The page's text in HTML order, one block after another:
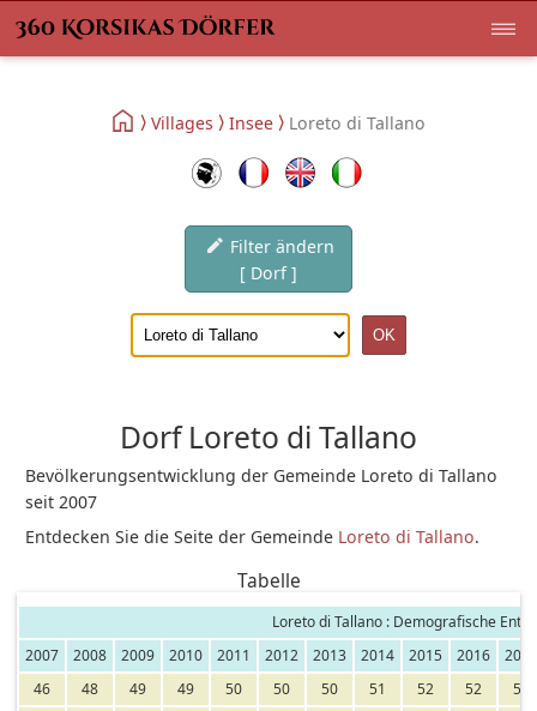
Villages Insee Loreto di Tallano
Filter ändern
[ Dorf ]
Dorf Loreto di Tallano
Bevölkerungsentwicklung der Gemeinde Loreto di Tallano
seit 2007
Entdecken Sie die Seite der Gemeinde Loreto di Tallano.
Tabelle
Loreto di Tallano : Demografische
2007
2008 2009 2010 2011 2012 2013 2014 2015 2016
46
48 49 49 50 50 50 51 52 52
53